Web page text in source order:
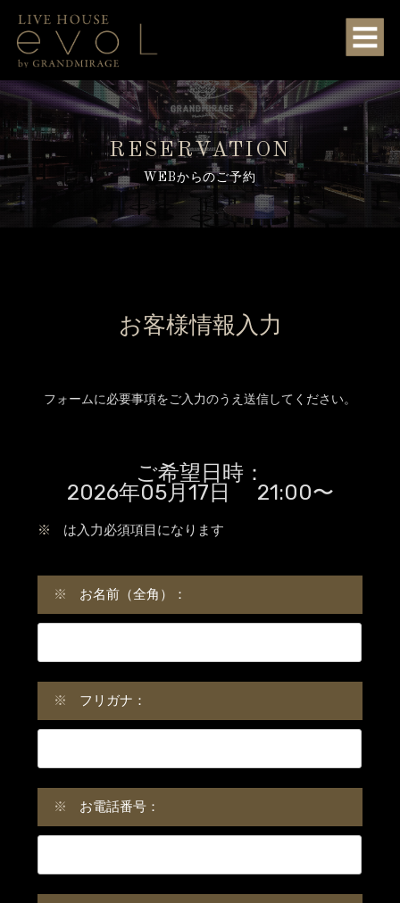
RESERVATION
WEBからのご予約
お客様情報入力
フォームに必要事項をご入力のうえ送信してください。
ご希望日時：
2026年05月17日 21:00〜
※ は入力必須項目になります
※ お名前（全角）：
※ フリガナ：
※ お電話番号：